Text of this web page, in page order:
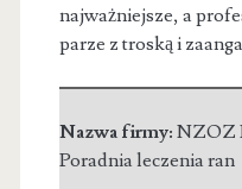
najważniejsze, a
parze z troską i
Nazwa firmy: NZOZ
Poradnia leczenia ran